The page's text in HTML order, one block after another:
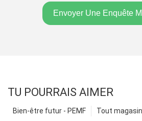
Envoyer Une Enquête
TU POURRAIS AIMER
Tout
Bien-être futur - PEMF